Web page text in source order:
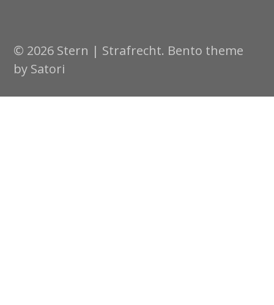
© 2026 Stern | Strafrecht. Bento theme
by Satori